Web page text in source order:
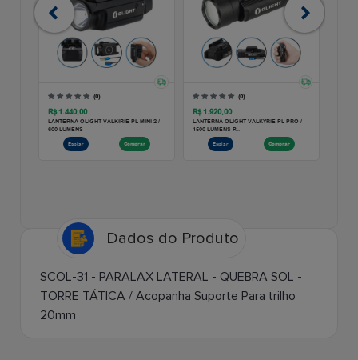
Dados do Produto
SCOL-31 - PARALAX LATERAL - QUEBRA SOL -
TORRE TÁTICA / Acopanha Suporte Para trilho
20mm